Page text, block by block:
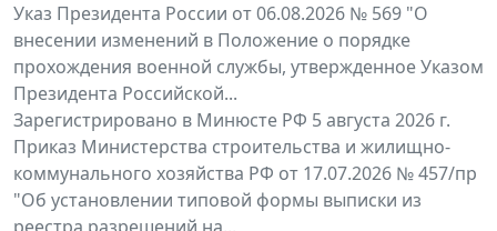
Указ Президента России от 06.08.2026 № 569 "О
внесении изменений в Положение о порядке
прохождения военной службы, утвержденное Указом
Президента Российской...
Зарегистрировано в Минюсте РФ 5 августа 2026 г.
Приказ Министерства строительства и жилищно-
коммунального хозяйства РФ от 17.07.2026 № 457/пр
"Об установлении типовой формы выписки из